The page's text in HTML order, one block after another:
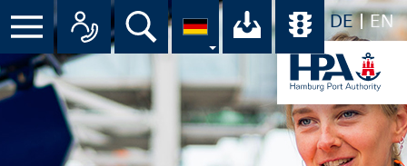
DE EN
Suche Ihr Download-